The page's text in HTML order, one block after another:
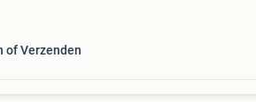
of Verzenden